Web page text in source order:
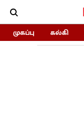
முகப்பு கல்கி